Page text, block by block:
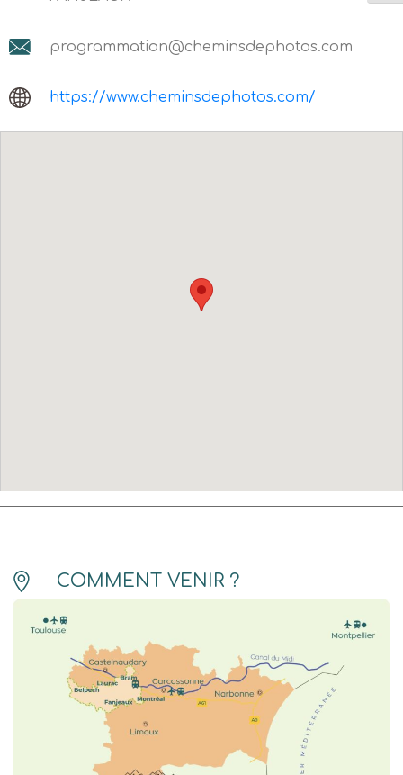
programmation@cheminsdephotos.com
https://www.cheminsdephotos.com/
COMMENT VENIR ?